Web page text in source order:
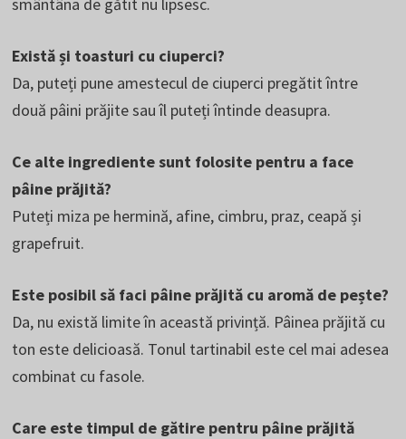
Există și toasturi cu ciuperci?
Da, puteți pune amestecul de ciuperci pregătit între
două pâini prăjite sau îl puteți întinde deasupra.
Ce alte ingrediente sunt folosite pentru a face
pâine prăjită?
Puteți miza pe hermină, afine, cimbru, praz, ceapă și
grapefruit.
Este posibil să faci pâine prăjită cu aromă de pește?
Da, nu există limite în această privință. Pâinea prăjită cu
ton este delicioasă. Tonul tartinabil este cel mai adesea
combinat cu fasole.
Care este timpul de gătire pentru pâine prăjită